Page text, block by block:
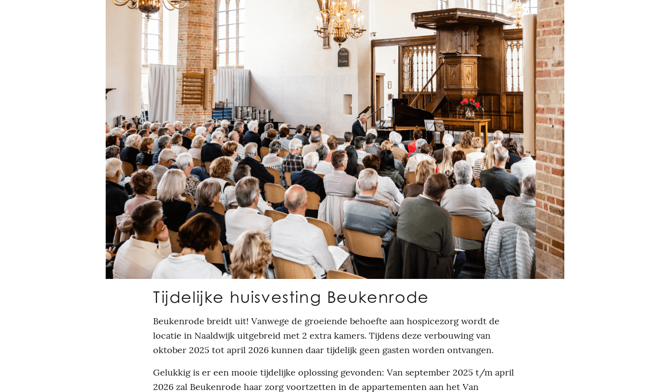
Tijdelijke huisvesting Beukenrode
Beukenrode breidt uit! Vanwege de groeiende behoefte aan hospicezorg wordt de
locatie in Naaldwijk uitgebreid met 2 extra kamers. Tijdens deze verbouwing van
oktober 2025 tot april 2026 kunnen daar tijdelijk geen gasten worden ontvangen.
Gelukkig is er een mooie tijdelijke oplossing gevonden: Van september 2025 t/m april
2026 zal Beukenrode haar zorg voortzetten in de appartementen aan het Van